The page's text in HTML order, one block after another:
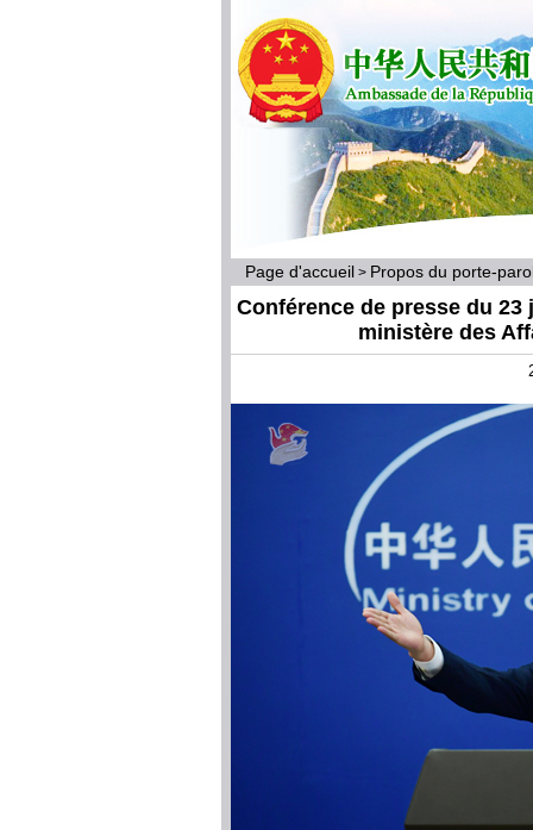
Page d'accueil > Propos du porte-
Conférence de presse du
ministère des